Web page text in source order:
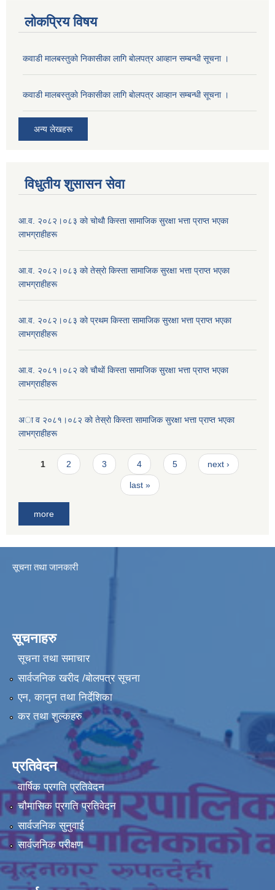
लोकप्रिय विषय
कवाडी मालबस्तुकाे निकासीका लागि बाेलपत्र आव्हान सम्बन्धी सूचना ।
कवाडी मालबस्तुकाे निकासीका लागि बाेलपत्र आव्हान सम्बन्धी सूचना ।
अन्य लेखहरू
विधुतीय शुसासन सेवा
आ.व. २०८२।०८३ काे चोथाै‌ किस्ता सामाजिक सुरक्षा भत्ता प्राप्त भएका
लाभग्राहीहरू
आ.व. २०८२।०८३ काे तेस्राे किस्ता सामाजिक सुरक्षा भत्ता प्राप्त भएका
लाभग्राहीहरू
आ.व. २०८२।०८३ काे प्रथम किस्ता सामाजिक सुरक्षा भत्ता प्राप्त भएका
लाभग्राहीहरू
आ.व. २०८१।०८२ काे चाैथाें किस्ता सामाजिक सुरक्षा भत्ता प्राप्त भएका
लाभग्राहीहरू
अा व २०८१।०८२ काे तेस्राे किस्ता सामाजिक सुरक्षा भत्ता प्राप्त भएका
लाभग्राहीहरू
Pages
1 2 3 4 5 next ›
last »
more
सूचना तथा जानकारी
सूचनाहरु
सूचना तथा समाचार
सार्वजनिक खरीद /बोलपत्र सूचना
एन, कानुन तथा निर्देशिका
कर तथा शुल्कहरु
प्रतिवेदन
वार्षिक प्रगति प्रतिवेदन
चौमासिक प्रगति प्रतिवेदन
सार्वजनिक सुनुवाई
सार्वजनिक परीक्षण